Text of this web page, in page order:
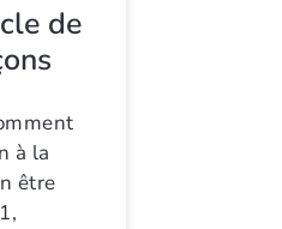
de
à la
être